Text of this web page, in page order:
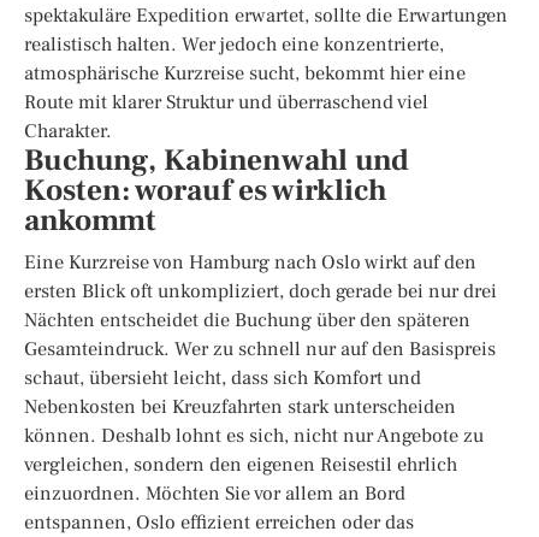
spektakuläre Expedition erwartet, sollte die Erwartungen
realistisch halten. Wer jedoch eine konzentrierte,
atmosphärische Kurzreise sucht, bekommt hier eine
Route mit klarer Struktur und überraschend viel
Charakter.
Buchung, Kabinenwahl und
Kosten: worauf es wirklich
ankommt
Eine Kurzreise von Hamburg nach Oslo wirkt auf den
ersten Blick oft unkompliziert, doch gerade bei nur drei
Nächten entscheidet die Buchung über den späteren
Gesamteindruck. Wer zu schnell nur auf den Basispreis
schaut, übersieht leicht, dass sich Komfort und
Nebenkosten bei Kreuzfahrten stark unterscheiden
können. Deshalb lohnt es sich, nicht nur Angebote zu
vergleichen, sondern den eigenen Reisestil ehrlich
einzuordnen. Möchten Sie vor allem an Bord
entspannen, Oslo effizient erreichen oder das